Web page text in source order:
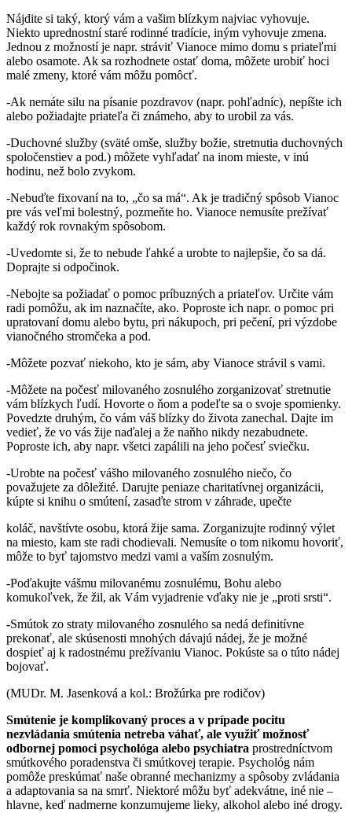
Nájdite si taký, ktorý vám a vašim blízkym najviac vyhovuje.
Niekto uprednostní staré rodinné tradície, iným vyhovuje zmena.
Jednou z možností je napr. stráviť Vianoce mimo domu s priateľmi
alebo osamote. Ak sa rozhodnete ostať doma, môžete urobiť hoci
malé zmeny, ktoré vám môžu pomôcť.
-Ak nemáte silu na písanie pozdravov (napr. pohľadníc), nepíšte ich
alebo požiadajte priateľa či známeho, aby to urobil za vás.
-Duchovné služby (sväté omše, služby božie, stretnutia duchovných
spoločenstiev a pod.) môžete vyhľadať na inom mieste, v inú
hodinu, než bolo zvykom.
-Nebuďte fixovaní na to, „čo sa má“. Ak je tradičný spôsob Vianoc
pre vás veľmi bolestný, pozmeňte ho. Vianoce nemusíte prežívať
každý rok rovnakým spôsobom.
-Uvedomte si, že to nebude ľahké a urobte to najlepšie, čo sa dá.
Doprajte si odpočinok.
-Nebojte sa požiadať o pomoc príbuzných a priateľov. Určite vám
radi pomôžu, ak im naznačíte, ako. Poproste ich napr. o pomoc pri
upratovaní domu alebo bytu, pri nákupoch, pri pečení, pri výzdobe
vianočného stromčeka a pod.
-Môžete pozvať niekoho, kto je sám, aby Vianoce strávil s vami.
-Môžete na počesť milovaného zosnulého zorganizovať stretnutie
vám blízkych ľudí. Hovorte o ňom a podeľte sa o svoje spomienky.
Povedzte druhým, čo vám váš blízky do života zanechal. Dajte im
vedieť, že vo vás žije naďalej a že naňho nikdy nezabudnete.
Poproste ich, aby napr. všetci zapálili na jeho počesť sviečku.
-Urobte na počesť vášho milovaného zosnulého niečo, čo
považujete za dôležité. Darujte peniaze charitatívnej organizácii,
kúpte si knihu o smútení, zasaďte strom v záhrade, upečte
koláč, navštívte osobu, ktorá žije sama. Zorganizujte rodinný výlet
na miesto, kam ste radi chodievali. Nemusíte o tom nikomu hovoriť,
môže to byť tajomstvo medzi vami a vaším zosnulým.
-Poďakujte vášmu milovanému zosnulému, Bohu alebo
komukoľvek, že žil, ak Vám vyjadrenie vďaky nie je „proti srsti“.
-Smútok zo straty milovaného zosnulého sa nedá definitívne
prekonať, ale skúsenosti mnohých dávajú nádej, že je možné
dospieť aj k radostnému prežívaniu Vianoc. Pokúste sa o túto nádej
bojovať.
(MUDr. M. Jasenková a kol.: Brožúrka pre rodičov)
Smútenie je komplikovaný proces a v prípade pocitu
nezvládania smútenia netreba váhať, ale využiť možnosť
odbornej pomoci psychológa alebo psychiatra prostredníctvom
smútkového poradenstva či smútkovej terapie. Psychológ nám
pomôže preskúmať naše obranné mechanizmy a spôsoby zvládania
a adaptovania sa na smrť. Niektoré môžu byť adekvátne, iné nie –
hlavne, keď nadmerne konzumujeme lieky, alkohol alebo iné drogy.